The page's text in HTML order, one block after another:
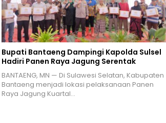
Bupati Bantaeng Dampingi Kapolda Sulsel
Hadiri Panen Raya Jagung Serentak
BANTAENG, MN — Di Sulawesi Selatan, Kabupaten
Bantaeng menjadi lokasi pelaksanaan Panen
Raya Jagung Kuartal…